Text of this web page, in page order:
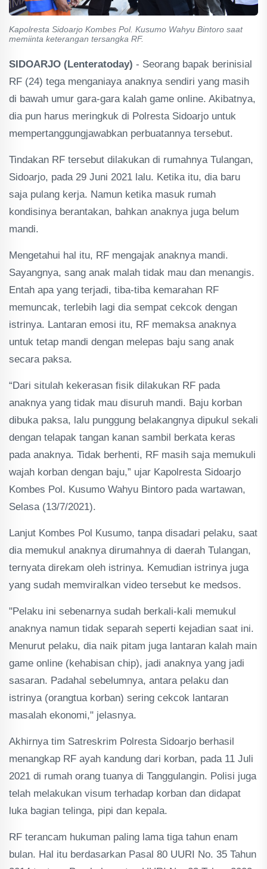
Kapolresta Sidoarjo Kombes Pol. Kusumo Wahyu Bintoro saat
memiinta keterangan tersangka RF.
SIDOARJO (Lenteratoday) - Seorang bapak berinisial
RF (24) tega menganiaya anaknya sendiri yang masih
di bawah umur gara-gara kalah game online. Akibatnya,
dia pun harus meringkuk di Polresta Sidoarjo untuk
mempertanggungjawabkan perbuatannya tersebut.
Tindakan RF tersebut dilakukan di rumahnya Tulangan,
Sidoarjo, pada 29 Juni 2021 lalu. Ketika itu, dia baru
saja pulang kerja. Namun ketika masuk rumah
kondisinya berantakan, bahkan anaknya juga belum
mandi.
Mengetahui hal itu, RF mengajak anaknya mandi.
Sayangnya, sang anak malah tidak mau dan menangis.
Entah apa yang terjadi, tiba-tiba kemarahan RF
memuncak, terlebih lagi dia sempat cekcok dengan
istrinya. Lantaran emosi itu, RF memaksa anaknya
untuk tetap mandi dengan melepas baju sang anak
secara paksa.
“Dari situlah kekerasan fisik dilakukan RF pada
anaknya yang tidak mau disuruh mandi. Baju korban
dibuka paksa, lalu punggung belakangnya dipukul sekali
dengan telapak tangan kanan sambil berkata keras
pada anaknya. Tidak berhenti, RF masih saja memukuli
wajah korban dengan baju,” ujar Kapolresta Sidoarjo
Kombes Pol. Kusumo Wahyu Bintoro pada wartawan,
Selasa (13/7/2021).
Lanjut Kombes Pol Kusumo, tanpa disadari pelaku, saat
dia memukul anaknya dirumahnya di daerah Tulangan,
ternyata direkam oleh istrinya. Kemudian istrinya juga
yang sudah memviralkan video tersebut ke medsos.
"Pelaku ini sebenarnya sudah berkali-kali memukul
anaknya namun tidak separah seperti kejadian saat ini.
Menurut pelaku, dia naik pitam juga lantaran kalah main
game online (kehabisan chip), jadi anaknya yang jadi
sasaran. Padahal sebelumnya, antara pelaku dan
istrinya (orangtua korban) sering cekcok lantaran
masalah ekonomi," jelasnya.
Akhirnya tim Satreskrim Polresta Sidoarjo berhasil
menangkap RF ayah kandung dari korban, pada 11 Juli
2021 di rumah orang tuanya di Tanggulangin. Polisi juga
telah melakukan visum terhadap korban dan didapat
luka bagian telinga, pipi dan kepala.
RF terancam hukuman paling lama tiga tahun enam
bulan. Hal itu berdasarkan Pasal 80 UURI No. 35 Tahun